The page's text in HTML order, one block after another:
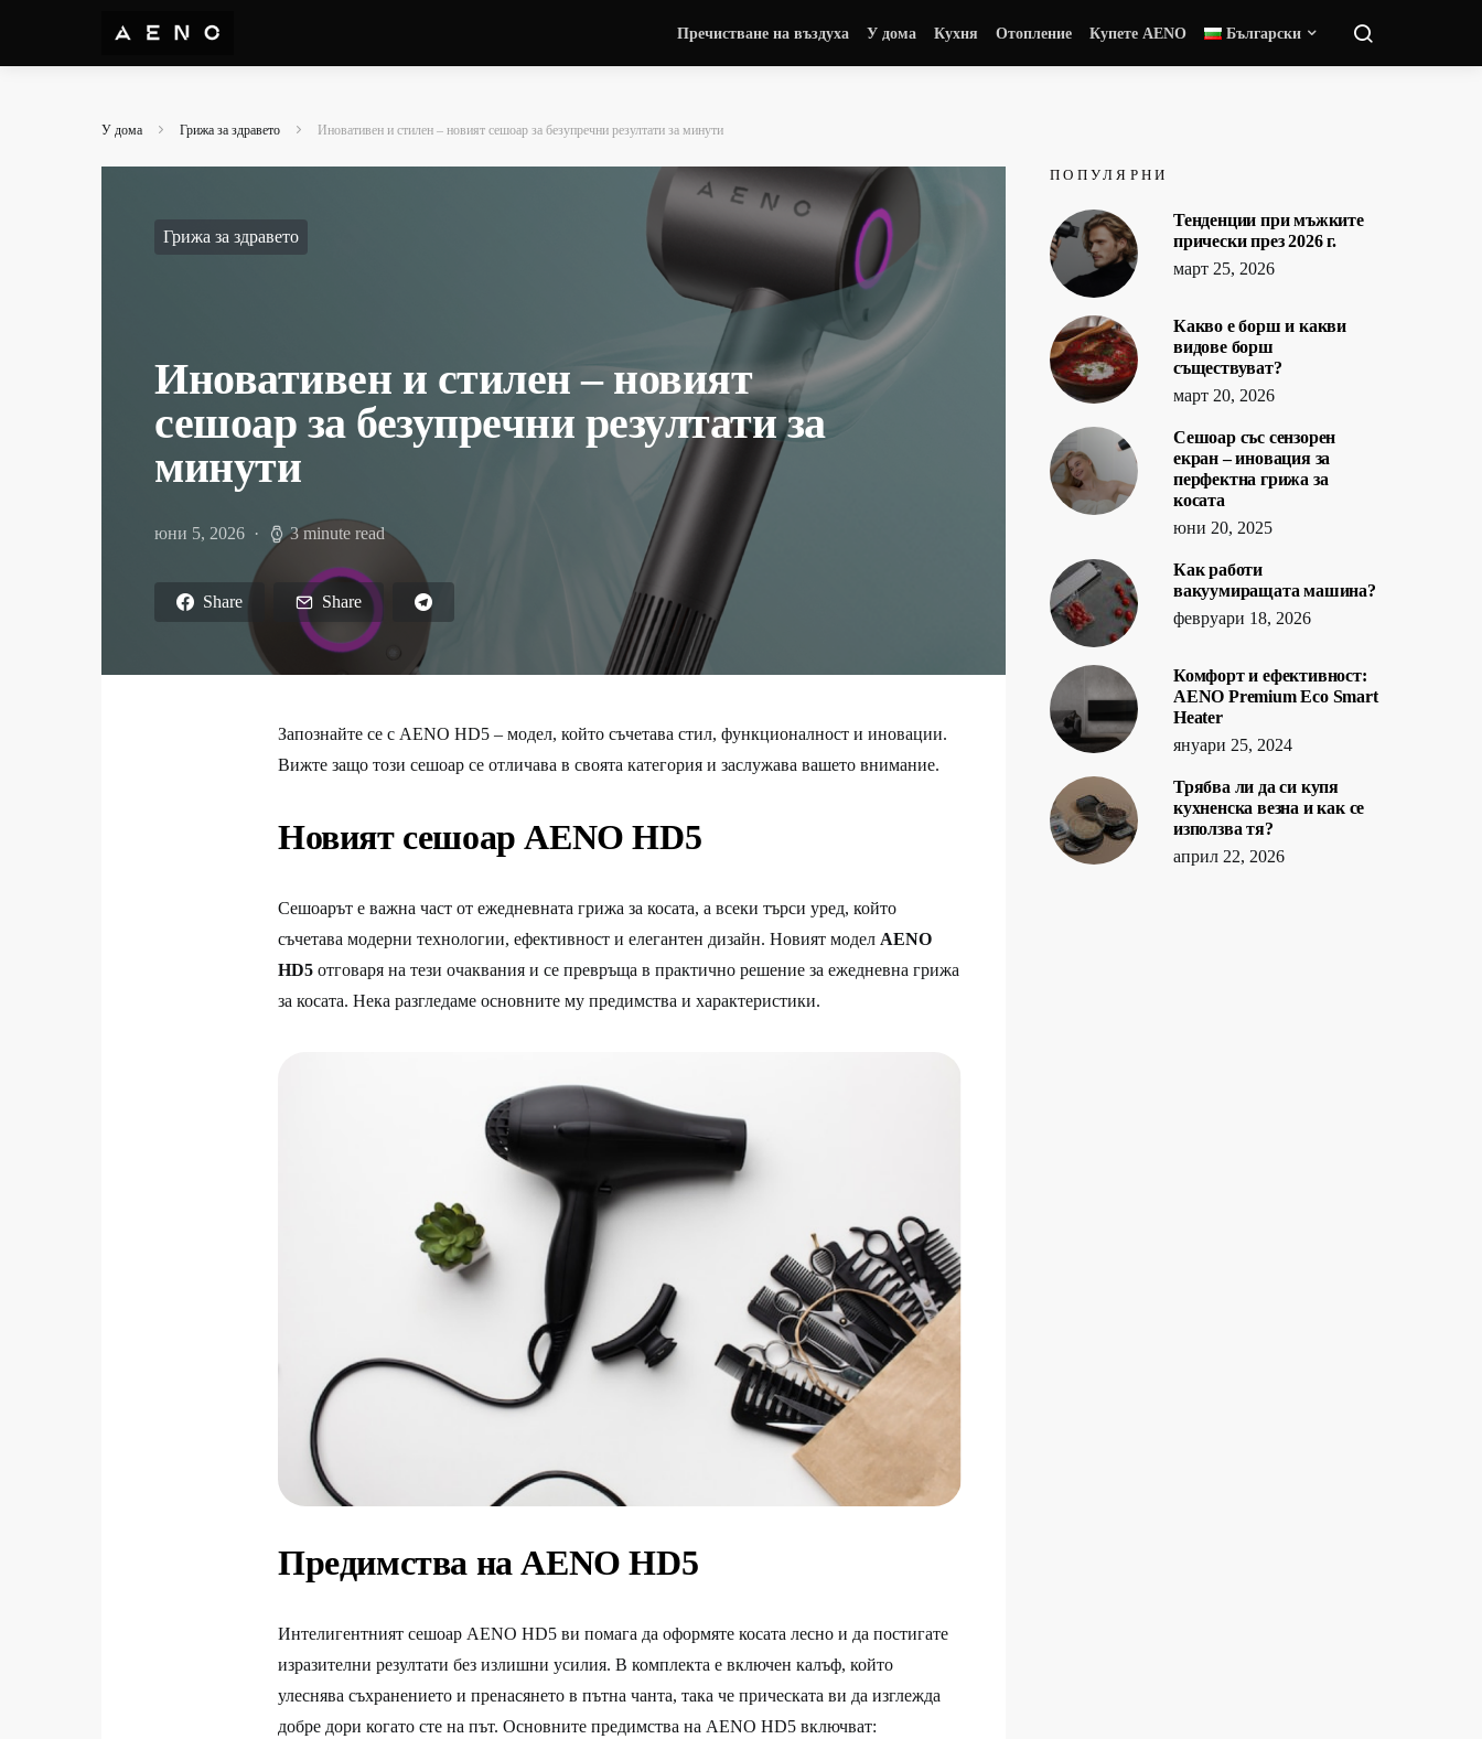
Пречистване на въздуха У дома Кухня Отопление Купете AENO Български
У дома Грижа за здравето Иновативен и стилен – новият сешоар за безупречни резултати за минути
Грижа за здравето
Иновативен и стилен – новият
сешоар за безупречни резултати за
минути
юни 5, 2026 3 minute read
Share Share
Запознайте се с AENO HD5 – модел, който съчетава стил, функционалност и иновации.
Вижте защо този сешоар се отличава в своята категория и заслужава вашето внимание.
Новият сешоар AENO HD5
Сешоарът е важна част от ежедневната грижа за косата, а всеки търси уред, който
съчетава модерни технологии, ефективност и елегантен дизайн. Новият модел AENO
HD5 отговаря на тези очаквания и се превръща в практично решение за ежедневна грижа
за косата. Нека разгледаме основните му предимства и характеристики.
Предимства на AENO HD5
Интелигентният сешоар AENO HD5 ви помага да оформяте косата лесно и да постигате
изразителни резултати без излишни усилия. В комплекта е включен калъф, който
улеснява съхранението и пренасянето в пътна чанта, така че прическата ви да изглежда
добре дори когато сте на път. Основните предимства на AENO HD5 включват:
ПОПУЛЯРНИ
Тенденции при мъжките
прически през 2026 г.
март 25, 2026
Какво е борш и какви
видове борш
съществуват?
март 20, 2026
Сешоар със сензорен
екран – иновация за
перфектна грижа за
косата
юни 20, 2025
Как работи
вакуумиращата машина?
февруари 18, 2026
Комфорт и ефективност:
AENO Premium Eco Smart
Heater
януари 25, 2024
Трябва ли да си купя
кухненска везна и как се
използва тя?
април 22, 2026